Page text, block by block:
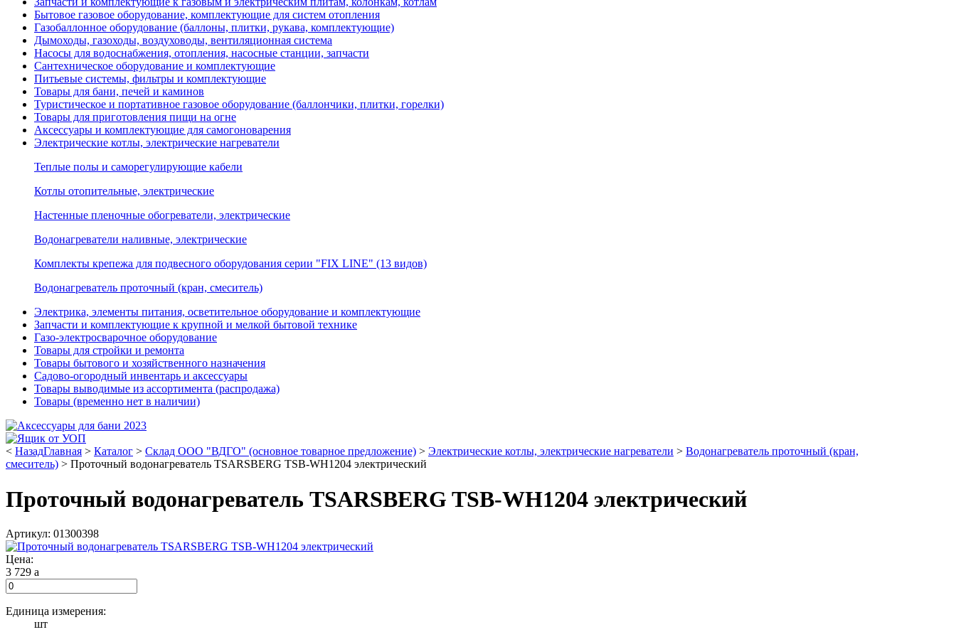
Бытовое газовое оборудование, комплектующие для систем отопления
Газобаллонное оборудование (баллоны, плитки, рукава, комплектующие)
Дымоходы, газоходы, воздуховоды, вентиляционная система
Насосы для водоснабжения, отопления, насосные станции, запчасти
Сантехническое оборудование и комплектующие
Питьевые системы, фильтры и комплектующие
Товары для бани, печей и каминов
Туристическое и портативное газовое оборудование (баллончики, плитки, горелки)
Товары для приготовления пищи на огне
Аксессуары и комплектующие для самогоноварения
Электрические котлы, электрические нагреватели
Теплые полы и саморегулирующие кабели
Котлы отопительные, электрические
Настенные пленочные обогреватели, электрические
Водонагреватели наливные, электрические
Комплекты крепежа для подвесного оборудования серии "FIX LINE" (13 видов)
Водонагреватель проточный (кран, смеситель)
Электрика, элементы питания, осветительное оборудование и комплектующие
Запчасти и комплектующие к крупной и мелкой бытовой технике
Газо-электросварочное оборудование
Товары для стройки и ремонта
Товары бытового и хозяйственного назначения
Садово-огородный инвентарь и аксессуары
Товары выводимые из ассортимента (распродажа)
Товары (временно нет в наличии)
< НазадГлавная > Каталог > Склад ООО "ВДГО" (основное товарное предложение) > Электрические котлы, электрические нагреватели > Водонагреватель проточный (кран,
смеситель) > Проточный водонагреватель TSARSBERG TSB-WH1204 электрический
Проточный водонагреватель TSARSBERG TSB-WH1204 электрический
Артикул: 01300398
Цена:
3 729 a
Единица измерения:
шт